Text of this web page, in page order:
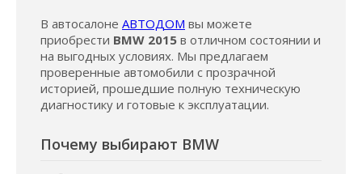
В автосалоне АВТОДОМ вы можете
приобрести BMW 2015 в отличном состоянии и
на выгодных условиях. Мы предлагаем
проверенные автомобили с прозрачной
историей, прошедшие полную техническую
диагностику и готовые к эксплуатации.
Почему выбирают BMW